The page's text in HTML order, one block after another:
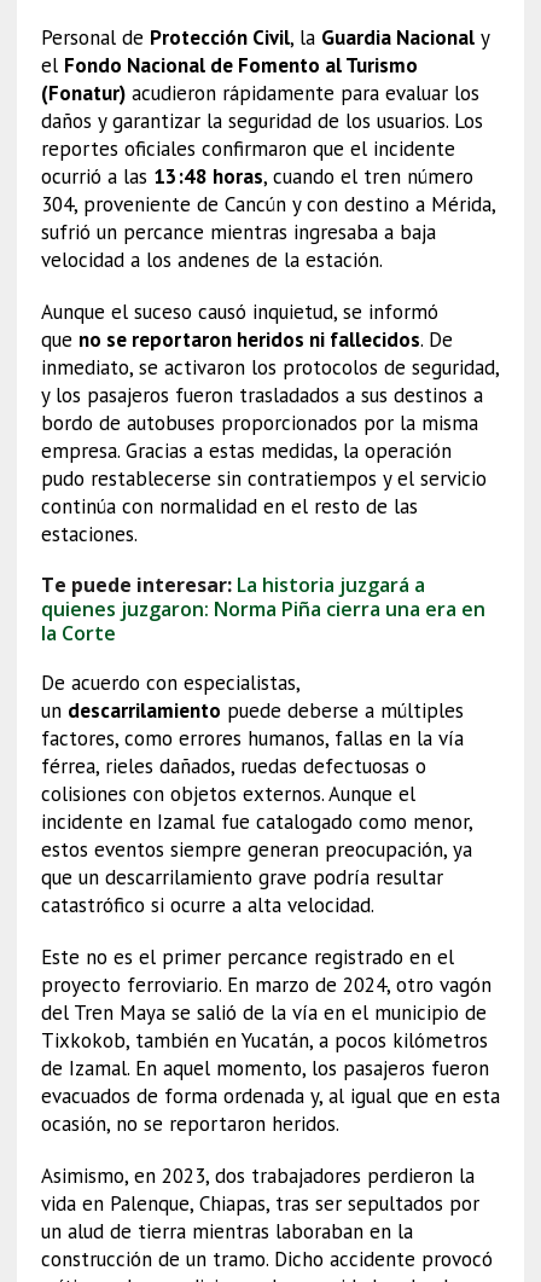
Personal de Protección Civil, la Guardia Nacionaly
el Fondo Nacional de Fomento al Turismo
(Fonatur)acudieron rápidamente para evaluar los
daños y garantizar la seguridad de los usuarios. Los
reportes oficiales confirmaron que el incidente
ocurrió a las 13:48 horas, cuando el tren número
304, proveniente de Cancún y con destino a Mérida,
sufrió un percance mientras ingresaba a baja
velocidad a los andenes de la estación.
Aunque el suceso causó inquietud, se informó
que no se reportaron heridos ni fallecidos. De
inmediato, se activaron los protocolos de seguridad,
y los pasajeros fueron trasladados a sus destinos a
bordo de autobuses proporcionados por la misma
empresa. Gracias a estas medidas, la operación
pudo restablecerse sin contratiempos y el servicio
continúa con normalidad en el resto de las
estaciones.
Te puede interesar: La historia juzgará a
quienes juzgaron: Norma Piña cierra una era en
la Corte
De acuerdo con especialistas,
un descarrilamiento puede deberse a múltiples
factores, como errores humanos, fallas en la vía
férrea, rieles dañados, ruedas defectuosas o
colisiones con objetos externos. Aunque el
incidente en Izamal fue catalogado como menor,
estos eventos siempre generan preocupación, ya
que un descarrilamiento grave podría resultar
catastrófico si ocurre a alta velocidad.
Este no es el primer percance registrado en el
proyecto ferroviario. En marzo de 2024, otro vagón
del Tren Maya se salió de la vía en el municipio de
Tixkokob, también en Yucatán, a pocos kilómetros
de Izamal. En aquel momento, los pasajeros fueron
evacuados de forma ordenada y, al igual que en esta
ocasión, no se reportaron heridos.
Asimismo, en 2023, dos trabajadores perdieron la
vida en Palenque, Chiapas, tras ser sepultados por
un alud de tierra mientras laboraban en la
construcción de un tramo. Dicho accidente provocó